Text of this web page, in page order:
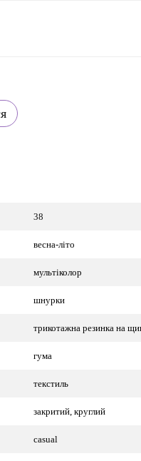
38
весна-літо
мультіколор
шнурки
трикотажна резинка на
гума
текстиль
закритий, круглий
casual